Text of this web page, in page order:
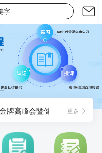
高峰会暨健康险论坛圆满
更多